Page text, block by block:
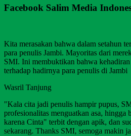
Facebook Salim Media
Kita merasakan bahwa dalam setahun
para penulis Jambi. Mayoritas dari
SMI. Ini membuktikan bahwa
terhadap hadirnya para penulis di Jambi
Wasril Tanjung
"Kala cita jadi penulis hampir pupus,
profesionalitas menguatkan asa, hingga
karena Cinta" terbit dengan apik, dan
sekarang. Thanks SMI, semoga makin